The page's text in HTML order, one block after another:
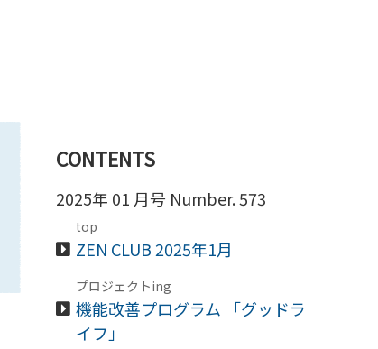
CONTENTS
2025年 01 月号 Number. 573
top
ZEN CLUB 2025年1月
プロジェクトing
機能改善プログラム 「グッドラ
イフ」